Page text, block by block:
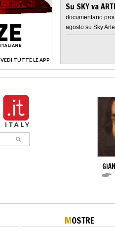
VEDI TUTTE LE APP
>
Su SKY va
documentario
agosto su Sky Arte
MOSTRE